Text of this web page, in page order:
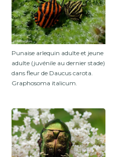
Punaise arlequin adulte et jeune
adulte (juvénile au dernier stade)
dans fleur de Daucus carota.
Graphosoma italicum.